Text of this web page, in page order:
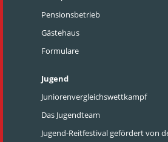
Pensionsbetrieb
Gästehaus
Formulare
Jugend
Juniorenvergleichswettkampf
Das Jugendteam
Jugend-Reitfestival gefördert von